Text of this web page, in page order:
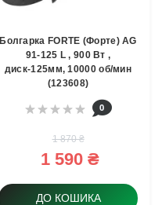
Болгарка FORTE (Форте) AG
91-125 L , 900 Вт ,
диск-125мм, 10000 об/мин
(123608)
0
1 870 ₴
1 590 ₴
ДО КОШИКА